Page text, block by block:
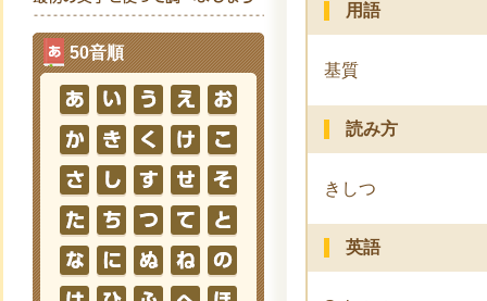
50音順
用語
基質
読み方
きしつ
英語